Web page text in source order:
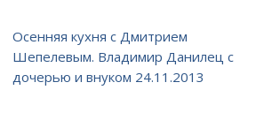
Осенняя кухня с Дмитрием
Шепелевым. Владимир Данилец с
дочерью и внуком 24.11.2013